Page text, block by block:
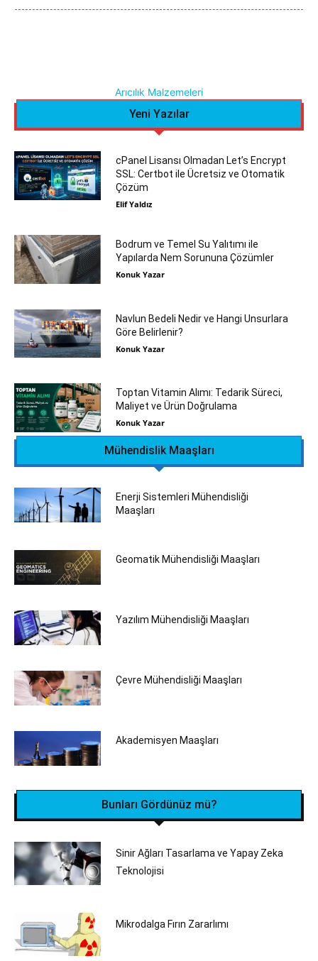
Arıcılık Malzemeleri
Yeni Yazılar
cPanel Lisansı Olmadan Let’s Encrypt
SSL: Certbot ile Ücretsiz ve Otomatik
Çözüm
Elif Yaldız
Bodrum ve Temel Su Yalıtımı ile
Yapılarda Nem Sorununa Çözümler
Konuk Yazar
Navlun Bedeli Nedir ve Hangi Unsurlara
Göre Belirlenir?
Konuk Yazar
Toptan Vitamin Alımı: Tedarik Süreci,
Maliyet ve Ürün Doğrulama
Konuk Yazar
Mühendislik Maaşları
Enerji Sistemleri Mühendisliği
Maaşları
Geomatik Mühendisliği Maaşları
Yazılım Mühendisliği Maaşları
Çevre Mühendisliği Maaşları
Akademisyen Maaşları
Bunları Gördünüz mü?
Sinir Ağları Tasarlama ve Yapay Zeka
Teknolojisi
Mikrodalga Fırın Zararlımı